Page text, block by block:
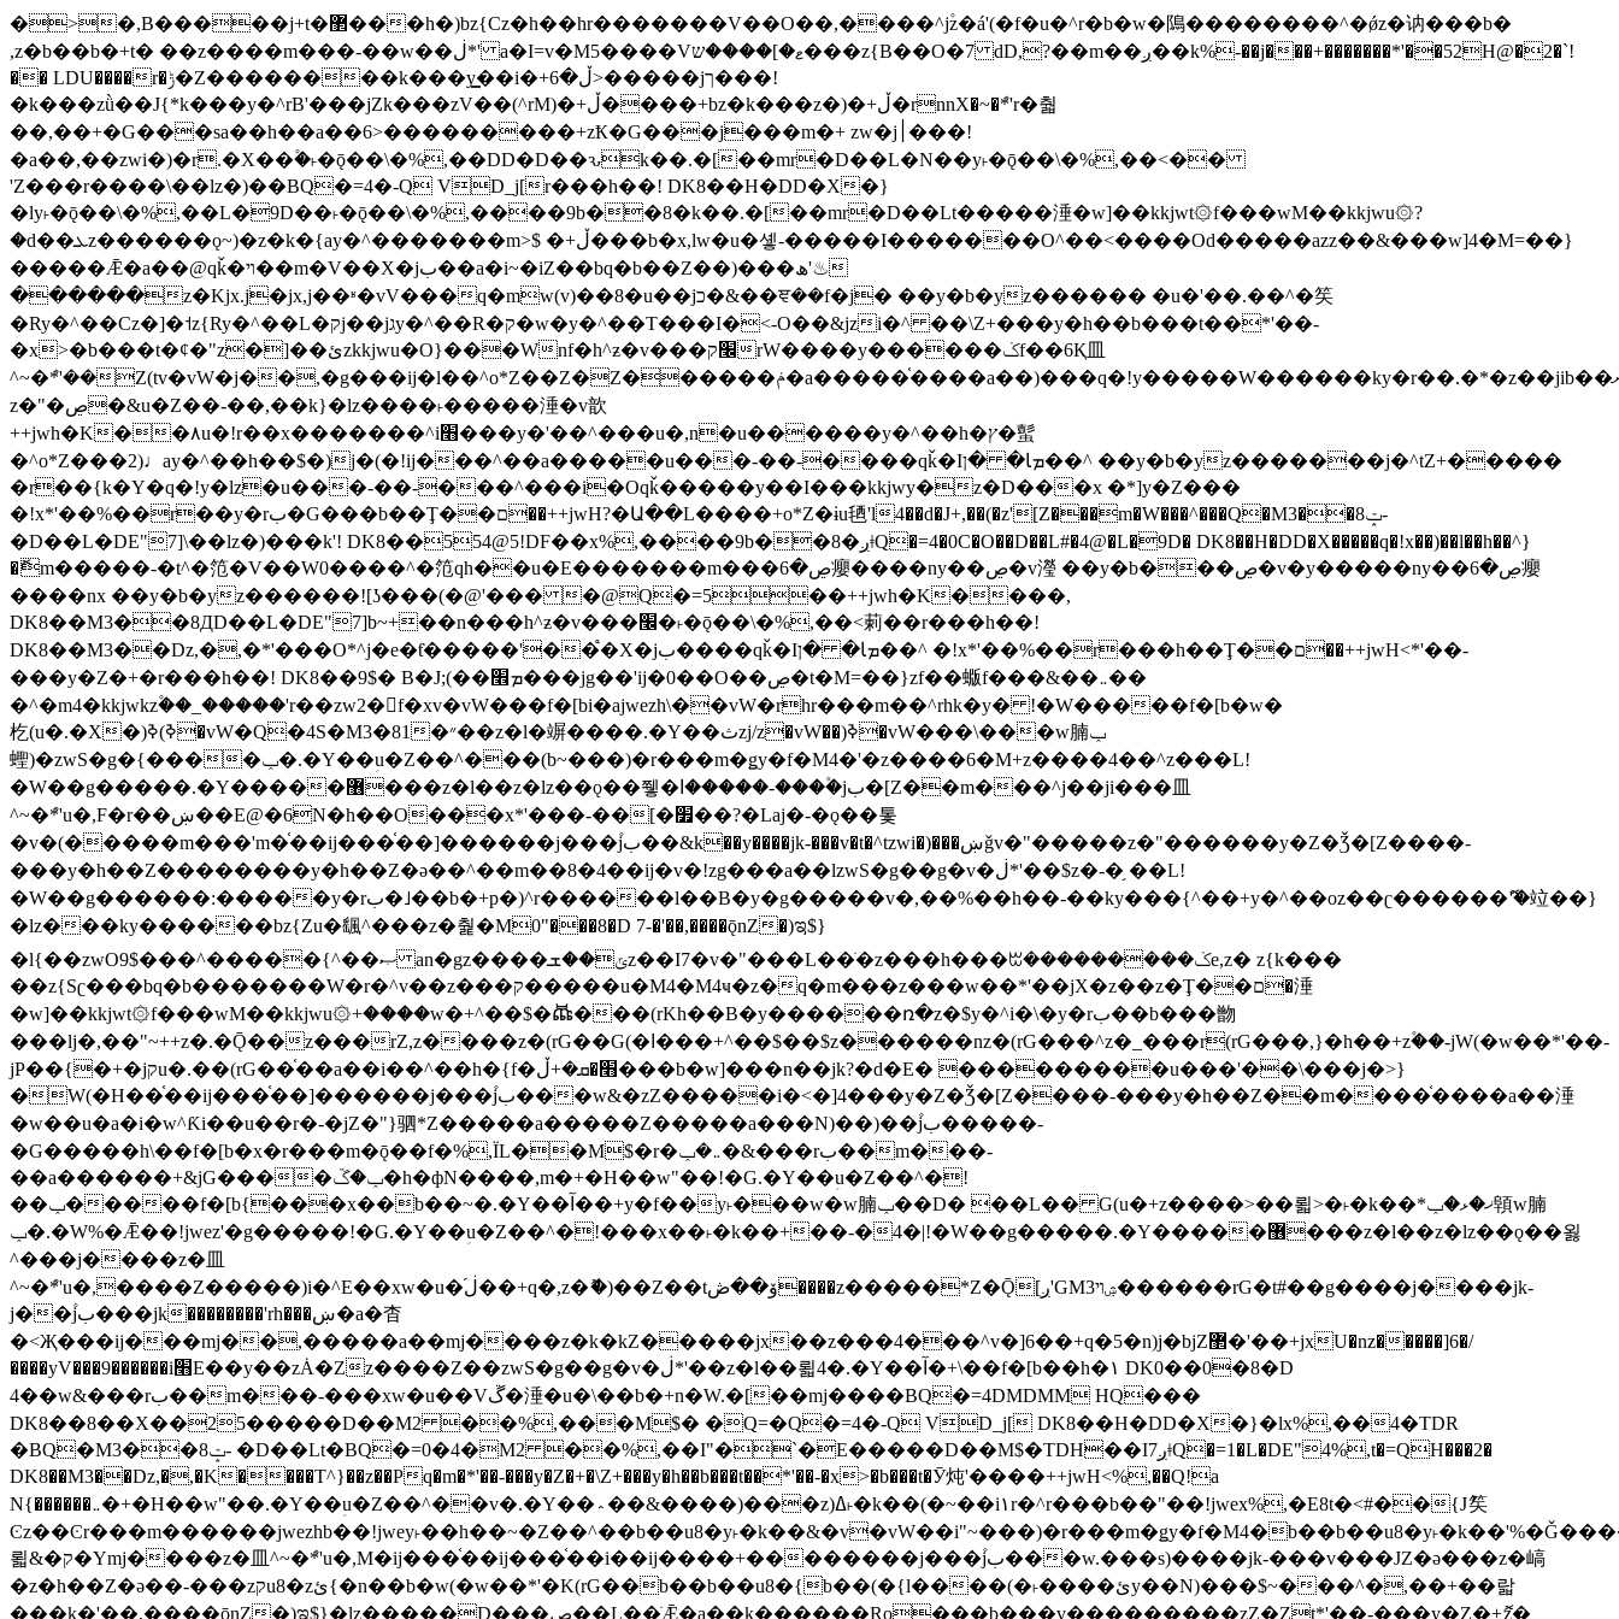
�>�,B�����j+t�޲���h�)bz{Cz�h��hr�������V��O��,����^j۫z�á'(�f�u�^r�b�w�隝��������^�ǿz�讷���b�
,z�b��b�+t� ��z����m���-��w��ڶ*' a�I=v�M5����Vޱ�]����ש���z{B��O�7 dD,?��m��ږ��k%-��j���+�������*'��52H@�2�`!
�� LDU����r�ݱ�Z��������k���y͇��i�+ڵ�6>�����jך���!
�k���zǜ��J{*k���y�^rB'���jZk���zV��(^rM)�+ڵ����+bz�k���z�)�+ڵ�rnnX�~�ܶ*'r�춻
��,��+�G���sa��h��a��6>���������+zҞ�G���j���m�+ zw�j׀���!
�a��,��zwi�)�r.�X��۫�˫�ǭ��\�%,��DD�D��ԅk��.�[��mr�D��L�N��y˫�ǭ��\�%,��<��
'Z���r����\��lz�)��BQ�=4�-Q VD_j[r���h��! DK8��H�DD�X�}
�ly˫�ǭ��\�%,��L�9D��˫�ǭ��\�%,����9b��8�k��.�[��mr�D��Lt�����涶�w]��kkjwt۞f���wM��kkjwu۞?
�d��ܥz������ǫ~)�z�k�{ay�^�������m>$ �+ڵ���b�x,lw�u�솋-�����I�������O^��<����Od�����azz��&���w]4�M=��}
�����Ǣ�a��@qǩ�ױ��m�V��X�jب��a�i~�iZ��bq�b��Z��)���ھ'♨
������z�Kjx.j�jx,j��ʶ�vV���q�mw(v)��8�u��jכ�&��ਞ��f�j� ��y�b�yz������ �u�'��.��^�笶
�Ry�^��Cz�]�˦z{Ry�^��L�קj��jגy�^��R�ק�w�y�^��T���I�<-O��&jzi�^ ��\Z+���y�h��b���t��*'��-
�x>�b���t�¢�"z�]��ئzkkjwu�O}���Wnf�h^ƶ�v���׬קrW����y������ݢf��6Қ⽫
^~�ܶ*'��Z(tv�vW�j��,�g���ij�l��^o*Z��Z�Z������ݥ�a�����֫����a��)���q�!y�����W������ky�r��.�*�z��jib��ނ+-
z�"�ڝ�&u�Z��-��,��k}�lz����˫�����涶�v歆
++jwh�K��٨u�!r��x�������^i׫���y�'��^���u�,n�u������y�^��h�ץ�蟚
�^o*Z���2)♩ay�^��h��$�)j�(�!ij���^��a�����u���-��-����qǩ�Iܡا� �ן��^ ��y�b�yz�������j�^tZ+�����
�r��{k�Y�q�!y�lz�u���-��-���^���i�Oqǩ�����y��I���kkjwy�z�D���x �*]y�Z���
�!x*'��%��r��y�rب�G���b��Ţ��ם��++jwH?�Ա��L����+o*Z�ɨu毢'l4��d�J+,��(�z'[Z���m�W���^���Q�M3��8ݓ-
�D��L�DE"7]\��lz�)���k'! DK8��554@5!DF��x%,����9b��8�ږǂQ�=4�0C�O��D��L#�4@�L�9D� DK8��H�DD�X�����q�!x��)��l��h��^}
�ޮm�����-�t^�笵�V��W0����^�笵qh��u�E�������m���ڝ�6癭����ny��ڝ�v瀅 ��y�b���ڝ�v�y�����ny��ڝ�6癭
����nx ��y�b�yz������![ʖ���(�@'��� �@Q�=5��++jwh�K����,
DK8��M3��8ДD��L�DE"7]b~+��n���h^ƶ�v���׬�˫�ǭ��\�%,��<䓶��r���h��!
DK8��M3��Dz,�,�*'���O*^j�e�ƭ�����'��֩�X�jب����qǩ�Iܡا� �ן��^ �!x*'��%��r���h��Ţ��ם��++jwH<*'��-
���y�Z�+�r���h��! DK8��9$� B�J;(��ܡ׮���jg��'ij�0��O��ڝ�t�M=��}zf��蝂f���&��܅��
�^�m4�kkjwkz۫��_�����'r��zw2�f�xv�vW���f�[bi�ajwezh\��vW�rhr���m��^rhk�y� !�W�����f�[b�w�
杚(u�.�X�)ߢ)ߢ�vW�Q�4S�M3�81�״��z�l�竮����.�Y��ثzj/z�vW��)ߢ�vW���\���w腩ݕ
蟶)�zwS�g�{����ݕ�.�Y��ؚu�Z��^���(b~���)�r���m�ǥy�f�M4�'�z����6�M+z����4��^z���L!
�W��g�����.�Y��؜���޶���z�l��z�lz��ǫ��쮛�ا�����-����۫jب�[Z��m���^j��ji���⽫
^~�ܶ*'u�,F�r��ښ��E@�6N�h��O���x*'���-��[�׿��?�Laj�-�ǫ��톷
�v�(�����m���'m�֫��ij���֫��]������j���۫jب��&k��y����jk-���v�t�^tzwi�)���ښǧv�"�����z�"������y�Z�Ǯ�[Z����-
���y�h��Z��������y�h��Z�ǝ��^��m��8�4��ij�v�!zg���a��lzwS�g��g�v�ڶ*'��$z�-�֥ ��L!
�W��g������:�����y�rب�˩��b�+p�)^r������l��B�y�g�����v�,��%��h��-��ky���{^��+y�^��oz��ʗ������ޮ'�竝��}
�lz���ky������bz{Zu�颻^���z�춽�M0"���8�D 7-�'��,����ǭnZ�)ಇ$}
�l{��zwO9$���^�����{^��ޞ an�gz����ݶ��ܫz��I7�v�"���L��ֹ�z���h���ꔱ���������ݢe,z� z{k���
��z{Sʗ���bq�b��� ����W�r�^v��z���ק�����u�M4�M4ҹ�z�q�m���z���w��*'��jX�z��z�Ţ��ם�涶
�w]��kkjwt۞f���wM��kkjwu۞+����w�+^��$�ꬡ���(rKh��B�y������ռ�z�$y�^i�\�y�rب��b���朆
���lj�,��"~++z�.�Ǭ��z���rZ,z����z�(rG��G(�ا���+^��$��$z������nz�(rG���^z�_���r(rG���,}�h��+z۫��-jW(�w��*'��-
jP��{�+�jקu�.��(rG��֫��a��i��^��h�{f�׫�ܩ�+ڵ���b�w]���n��jk?�d�E� ���������u���'��\���j�>}
�W(�H��֫��ij���֫��]������j���۫jب���w&�zZ�����i�<�]4���y�Z�Ǯ�[Z����-���y�h��Z��m����֫����a��涶
�w��u�a�i�w^Ƙi��u��r�-�jZ�"}驷*Z�����a�����Z�����a���N)��)��۫jب�����-
�G�����h\��f�[b�x�r���m�ǭ��f�%,ÏL��M$�r�܅�ݕ�&���rب��m���-
��a������+&jG����ݕ�ڱ�h�фN����,m�+�H��w"��!�G.�Y��ؚu�Z��^�!
��ݕ�����f�[b{���x��b��~�.�Y��آ��+y�f��y˫���w�w腩ݕ��D� ��L�� G(u�+z����>��뢻>�˫�k��*ޚ�ޅ�ݕ顊w腩
ݕ�.�W%�Ǣ��!jwez'�g�����!�G.�Y��ؚu�Z��^�!���x��˫�k��+��-�4�|!�W��g�����.�Y��؜���޶���z�l��z�lz��ǫ��욇
^���j����z�⽫
^~�ܶ*'u�,����Z�����)i�^E��xw�u�ڶ֜��+q�,z�ޮ�)��Z��tۆ��ڞ����z�����*Z�Ǭ[ږ'GM3ۺױ������rG�t#��g����j����jk-
j��۫jب���jk��������'rh���ښ�a�杳
�<Җ���ij���mj��,�����a��mj����z�k�kZ�����jx��z���4���^v�]6��+q�5�n)j�bjZ޲�'��+jxU�nz�����]6�/
����yV���9������i׫E��y��zȦ�Zz����Z��zwS�g��g�v�ڶ*'��z�l��뢻4�.�Y��آ�+\��f�[b��h�١ DK0��0�8�D
4��w&���rب��m���-���xw�u��Vڱ�涶�u�\��b�+n�W.�[��mj����BQ�=4DMDMM HQ���
DK8��8��X��25�����D��M2 ��%,���M$� �Q=�Q�=4�-Q VD_j[ DK8��H�DD�X�}�lx%,��4�TDR
�BQ�M3��8ݓ- �D��Lt�BQ�=0�4�M2 ��%,��I"�`�E�����D��M$�TDH��I7ږǂQ�=1�L�DE"4%,t�=QH���2�
DK8��M3��Dz,�,�K����T^}��z��Pq�m�*'��-���y�Z�+�\Z+���y�h��b���t��*'��-�x>�b���t�Ӯ炖'����++jwH<%,��Q!a
N{������܅�+�H��w"��.�Y��ؚu�Z��^��v�.�Y��؞��&����)���z)ߡ˫�k��(�~��i١r�^r���b��"��!jwex%,�E8t�<#��{Jު笶
뢻&�ק�Ymj����z�⽫^~�ܶ*'u�,M�ij���֫��ij���֫��i��ij����+��������j���۫jب���w.���s)����jk-���v���JZ�ǝ���z�嵪
�z�h��Z�ǝ��-���zקu8�zئ{�n��b�w(�w��*'�K(rG��b��b��u8�{b��(�{l����(�˫����ئy��N)���$~���^�,��+��랇
���k�'��,����ǭnZ�)ಇ$}�lz�����D���ڝ��L��ֹǢ�a��k������Rǫ���b���v���������zZ�Zt*'��-���y�Z�+ޮz�